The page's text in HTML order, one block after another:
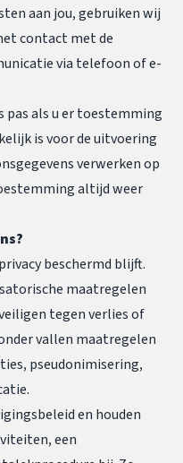
aan jou, gebruiken wij
contact met de
via telefoon of e-
pas als u er toestemming
is voor de uitvoering
verwerken op
altijd weer
beschermd blijft.
maatregelen
tegen verlies of
vallen maatregelen
pseudonimisering,
en houden
een